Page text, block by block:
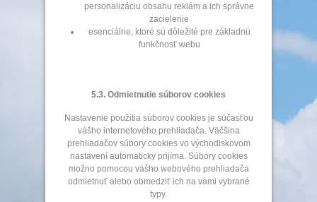
personalizáciu obsahu reklám a ich správne
zacielenie
esenciálne, ktoré sú dôležité pre základnú
funkčnosť webu
5.3. Odmietnutie súborov cookies
Nastavenie použitia súborov cookies je súčasťou
vášho internetového prehliadača. Väčšina
prehliadačov súbory cookies vo východiskovom
nastavení automaticky prijíma. Súbory cookies
možno pomocou vášho webového prehliadača
odmietnuť alebo obmedziť ich na vami vybrané
typy.